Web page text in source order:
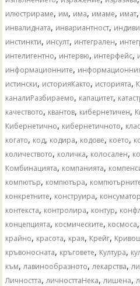
илюстрираме, им, има, имаме, имат,
инвалидната, инвариантност,
инстинкти, инсулт, интегрален,
интелигентно, интервю, интерфейс,
информационните,
истински, историяКакто, историята, К
каналиРазбираемо, капацитет,
качеството, квантов, кибернетичен,
Кибернетично, кибернетичното, клас
когато, код, кодира, кодове, което,
количеството, количка, колосален,
Комбинацията, компанията,
компютър, компютъра,
конкретните, конструира,
контекста, контролира, контур,
концепцията, космическите, космоса,
крайно, красота, края, Крейг,
кръвоносната, кръговете, Култура,
към,лавинообразното,лекарства,ли
Личността,личносттаНека,лишена,